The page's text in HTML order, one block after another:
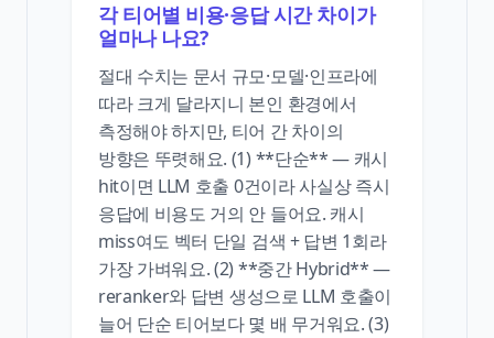
각 티어별 비용·응답 시간 차이가
얼마나 나요?
절대 수치는 문서 규모·모델·인프라에
따라 크게 달라지니 본인 환경에서
측정해야 하지만, 티어 간 차이의
방향은 뚜렷해요. (1) **단순** — 캐시
hit이면 LLM 호출 0건이라 사실상 즉시
응답에 비용도 거의 안 들어요. 캐시
miss여도 벡터 단일 검색 + 답변 1회라
가장 가벼워요. (2) **중간 Hybrid** —
reranker와 답변 생성으로 LLM 호출이
늘어 단순 티어보다 몇 배 무거워요. (3)